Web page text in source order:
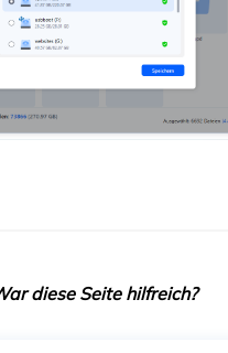
diese Seite hilfreich?